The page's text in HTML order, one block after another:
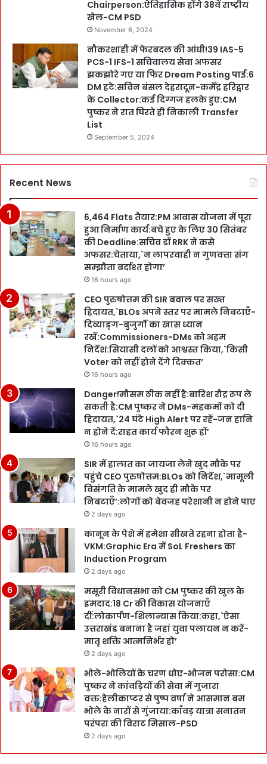
Chairperson:ऐतिहासिक होंगे 38वें राष्ट्रीय
खेल-CM PSD
November 6, 2024
नौकरशाही में फेरबदल की आंधी!39 IAS-5
PCS-1 IFS-1 सचिवालय सेवा अफसर
झकझोरे गए या फिर Dream Posting पाई:6
DM हटे:सविन बंसल देहरादून-कर्मेंद्र हरिद्वार
के Collector:कई दिग्गज हलके हुए:CM
पुष्कर ने रात घिरते ही निकाली Transfer
List
September 5, 2024
Recent News
6,464 Flats तैयार:PM आवास योजना में पूरा
हुआ निर्माण कार्य:बचे हुए के लिए 30 सितंबर
की Deadline:सचिव डॉ RRK ने कसे
अफसर:चेताया,`न लापरवाही न गुणवत्ता संग
सम्झौता बर्दाश्त होगा’
16 hours ago
CEO पुरुषोत्तम की SIR बवाल पर सख्त
हिदायत,`BLOs अपने स्तर पर मामले निबटाएँ-
दिव्याङ्ग-बुजुर्गों का खास ध्यान
रखें:Commissioners-DMs को अहम
निर्देश:सियासी दलों को आश्वस्त किया,`किसी
Voter को नहीं होने देंगे दिक्कत’
16 hours ago
Danger!मौसम ठीक नहीं है:बारिश रौद्र रूप ले
सकती है:CM पुष्कर ने DMs-महकमों को दी
हिदायत,`24 घंटे High Alert पर रहें-जन हानि
न होने दें:राहत कार्य फौरन शुरू हों’
16 hours ago
SIR में हालात का जायजा लेने खुद मौके पर
पहुंचे CEO पुरुषोत्तम:BLOs को निर्देश,`मामूली
विसंगति के मामले खुद ही मौके पर
निबटाएँ’:लोगों को बेवजह परेशानी न होने पाए
2 days ago
कानून के पेशे में हमेशा सीखते रहना होता है-
VKM:Graphic Era में SoL Freshers का
Induction Program
2 days ago
मसूरी विधानसभा को CM पुष्कर की खुल के
इमदाद:18 Cr की विकास योजनाएँ
दीं:लोकार्पण-शिलान्यास किया:कहा,`ऐसा
उत्तराखंड बनाना है जहां युवा पलायन न करें-
मातृ शक्ति आत्मनिर्भर हो’
2 days ago
भोले-भोलियों के चरण धोए-भोजन परोसा:CM
पुष्कर ने कांवड़ियों की सेवा में गुजारा
वक्त:हेलीकाप्टर से पुष्प वर्षा ने आसमान बम
भोले के नारों से गुंजाया:काँवड़ यात्रा सनातन
परंपरा की विराट मिसाल-PSD
2 days ago